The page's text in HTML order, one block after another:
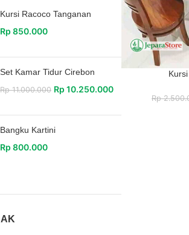
Kursi Racoco Tanganan
Rp 850.000
Set Kamar Tidur Cirebon
Rp11.000.000 Rp 10.250.000
Bangku Kartini
Rp 800.000
Rp